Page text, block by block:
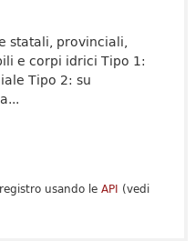
statali, provinciali,
e corpi idrici Tipo 1:
Tipo 2: su
usando le API (vedi